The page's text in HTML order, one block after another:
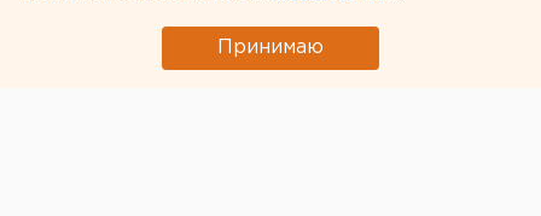
Принимаю